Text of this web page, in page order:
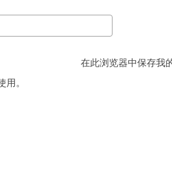
在此浏览器中保存我
用。